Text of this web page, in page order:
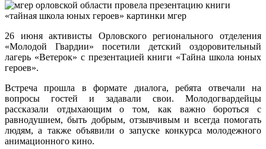
26 июня активисты Орловского регионального отделения
«Молодой Гвардии» посетили детский оздоровительный
лагерь «Ветерок» с презентацией книги «Тайна школа юных
героев».
Встреча прошла в формате диалога, ребята отвечали на
вопросы гостей и задавали свои. Молодогвардейцы
рассказали отдыхающим о том, как важно бороться с
равнодушием, быть добрым, отзывчивым и всегда помогать
людям, а также объявили о запуске конкурса молодежного
анимационного кино.